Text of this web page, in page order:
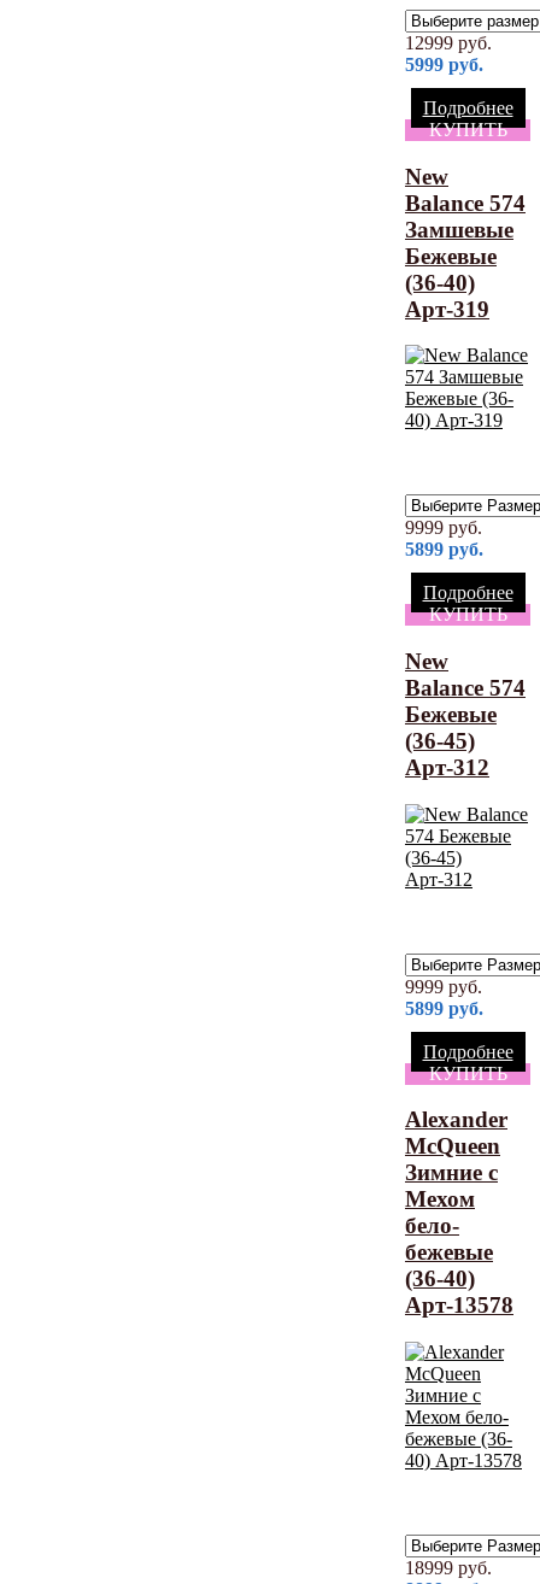
12999 руб.
5999 руб.
Подробнее
КУПИТЬ
New
Balance 574
Замшевые
Бежевые
(36-40)
Арт-319
9999 руб.
5899 руб.
Подробнее
КУПИТЬ
New
Balance 574
Бежевые
(36-45)
Арт-312
9999 руб.
5899 руб.
Подробнее
КУПИТЬ
Alexander
McQueen
Зимние с
Мехом
бело-
бежевые
(36-40)
Арт-13578
18999 руб.